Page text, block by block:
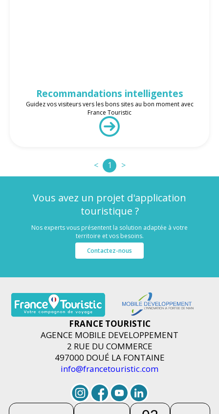
Recommandations intelligentes
Guidez vos visiteurs vers les bons sites au bon moment avec
France Touristic
< 1 >
Vous avez un projet d'application
touristique ?
Nos experts vous présentent la solution adaptée à votre
territoire et vos besoins.
Contactez-nous
FRANCE TOURISTIC
AGENCE MOBILE DEVELOPPEMENT
2 RUE DU COMMERCE
497000 DOUÉ LA FONTAINE
info@francetouristic.com